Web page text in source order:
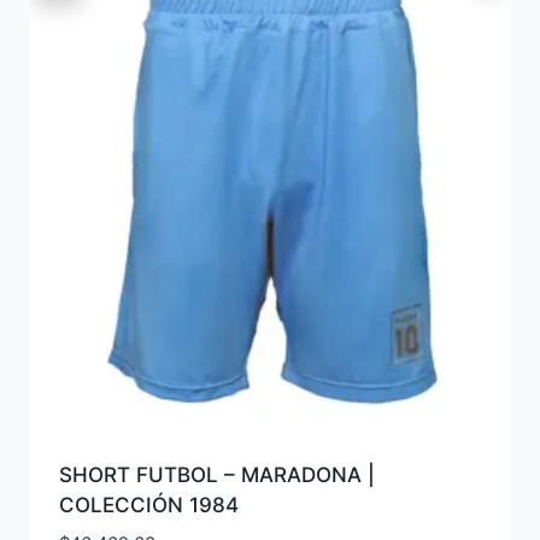
SHORT FUTBOL – MARADONA |
COLECCIÓN 1984